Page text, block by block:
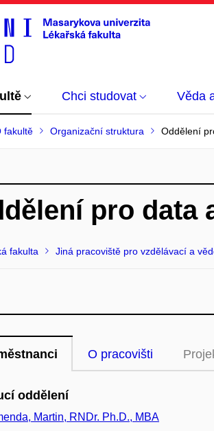
Chci studovat Věda
fakultě Organizační struktura Oddělení
pro data
fakulta Jiná pracoviště pro vzdělávací a
O pracovišti
oddělení
Komenda, Martin, RNDr. Ph.D., MBA